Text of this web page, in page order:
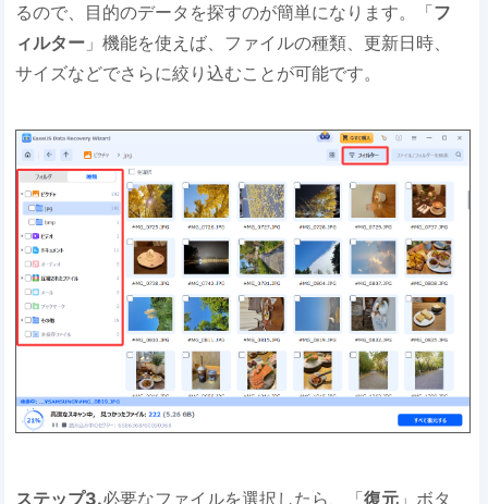
るので、目的のデータを探すのが簡単になります。「フ
ィルター 」機能を使えば、ファイルの種類、更新日時、
サイズなどでさらに絞り込むことが可能です。
ステップ3.必要なファイルを選択したら、「復元 」ボタ